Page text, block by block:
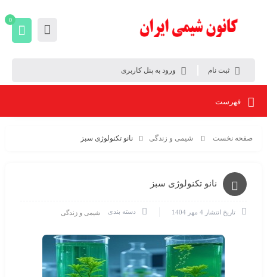
ثبت نام ورود به پنل کاربری
0
فهرست
صفحه نخست شیمی و زندگی نانو تکنولوژی سبز
نانو تکنولوژی سبز
تاریخ انتشار 4 مهر 1404 دسته بندی شیمی و زندگی